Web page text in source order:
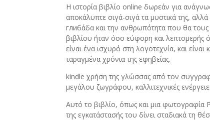
Η ιστορία βιβλίο online δωρεάν για
αποκάλυπτε σιγά-σιγά τα μυστικά της,
глибάδα και την ανθρωπότητα που θα
βιβλίου ήταν όσο εύφορη και λεπτομερής
είναι ένα ισχυρό στη λογοτεχνία, και
ταραγμένα χρόνια της εφηβείας.
kindle χρήση της γλώσσας από τον
μεγάλου ζωγράφου, καλλιτεχνικές
Αυτό το βιβλίο, όπως και μια φωτογραφία
της εγκατάστασής του δίνει σταδιακά τη